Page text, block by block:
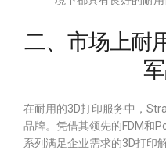
二、市场上耐
在耐用的3D打印服务中，
品牌。凭借其领先的FDM和
系列满足企业需求的3D打印